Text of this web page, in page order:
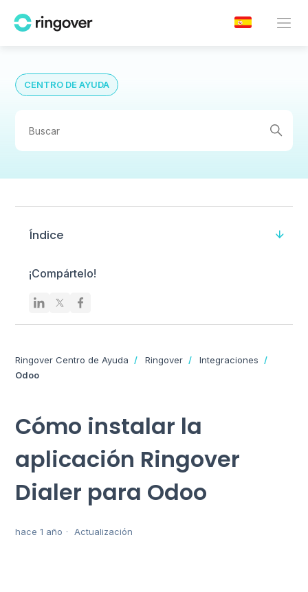
CENTRO DE AYUDA
Índice
¡Compártelo!
Ringover Centro de Ayuda Ringover
Integraciones
Odoo
Cómo instalar la
aplicación Ringover
Dialer para Odoo
hace 1 año Actualización